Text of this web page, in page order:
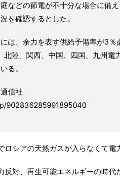
などの節電が不十分な場合に備
を確認するとした。
は、余力を表す供給予備率が3
北陸、関西、中国、四国、九州電
る。
信社
902836285991895040
ロシアの天然ガスが入らなくて電
対、再生可能エネルギーの時代